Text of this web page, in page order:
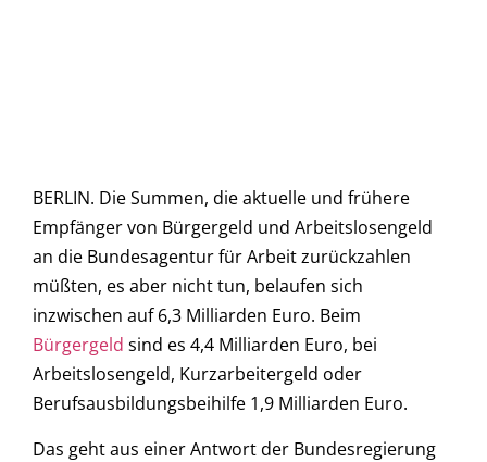
BERLIN. Die Summen, die aktuelle und frühere
Empfänger von Bürgergeld und Arbeitslosengeld
an die Bundesagentur für Arbeit zurückzahlen
müßten, es aber nicht tun, belaufen sich
inzwischen auf 6,3 Milliarden Euro. Beim
Bürgergeld sind es 4,4 Milliarden Euro, bei
Arbeitslosengeld, Kurzarbeitergeld oder
Berufsausbildungsbeihilfe 1,9 Milliarden Euro.
Das geht aus einer Antwort der Bundesregierung